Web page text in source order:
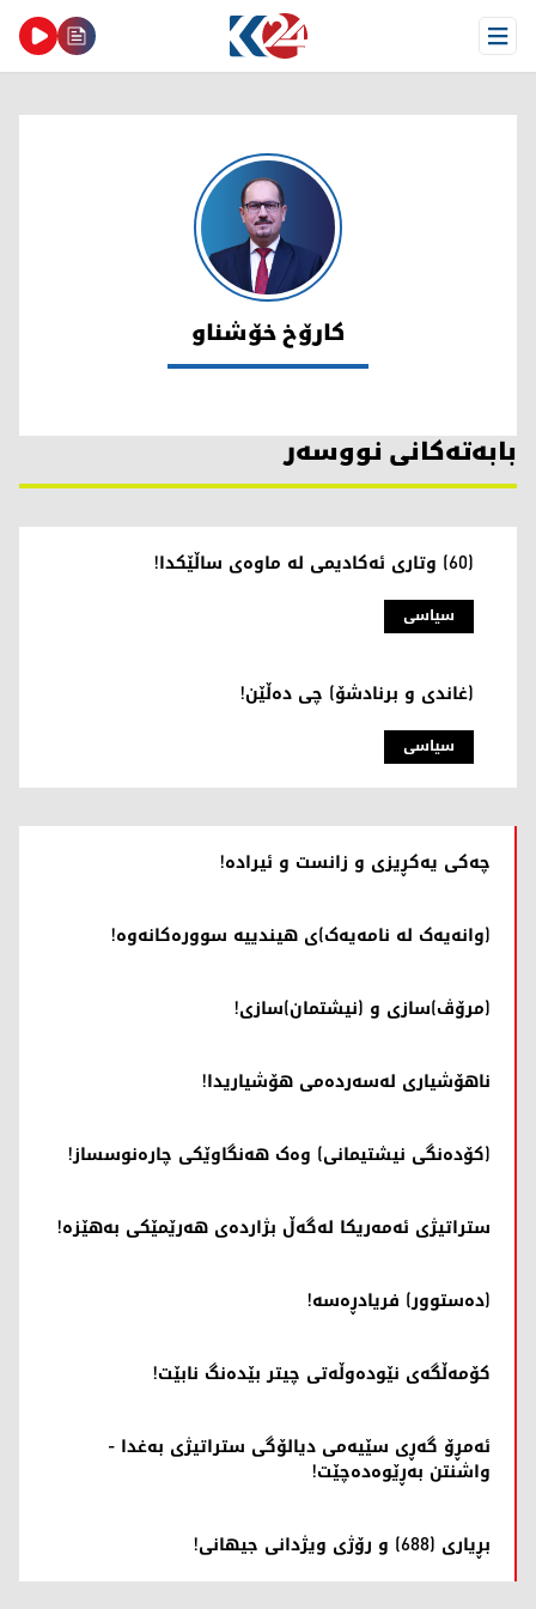
Open Menu
كارۆخ خۆشناو
كارۆخ خۆشناو
بابەتەکانی نووسەر
سیاسی
(60) وتاری ئەکادیمی لە ماوەی ساڵێکدا!
سیاسی
(غاندی و برنادشۆ) چی دەڵێن!
چەکی یەکڕیزی و زانست و ئیرادە!
(وانەیەک لە نامەیەک)ی هیندییە سوورەكانەوە!
(مرۆڤ)سازی و (نیشتمان)سازی!
ناهۆشیاری لەسەردەمی هۆشیاریدا!
(کۆدەنگی نیشتیمانی) وەک هەنگاوێکی چارەنوسساز!
ستراتیژی ئەمه‌ریکا لەگەڵ بژاردەی هەرێمێکی بەهێزە!
(دەستوور) فریادڕەسە!
کۆمەڵگەی نێودەوڵەتی چیتر بێدەنگ نابێت!
ئەمڕۆ گەڕی سێیەمی دیالۆگی ستراتیژی به‌غدا -
واشنتن بەڕێوەدەچێت!
بڕیاری (688) و رۆژی ویژدانی جیهانی!